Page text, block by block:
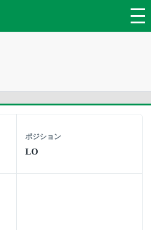
ポジション
LO